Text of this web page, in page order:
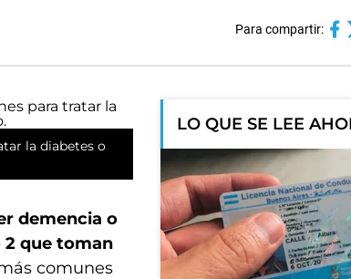
Para compartir:
la diabetes o
demencia o
2 que toman
comunes
LO QUE SE LEE